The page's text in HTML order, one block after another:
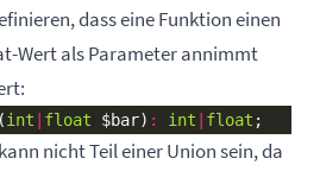
dass eine Funktion einen
Wert als Parameter annimmt
(int float $bar) : int float
nicht Teil einer Union sein, da